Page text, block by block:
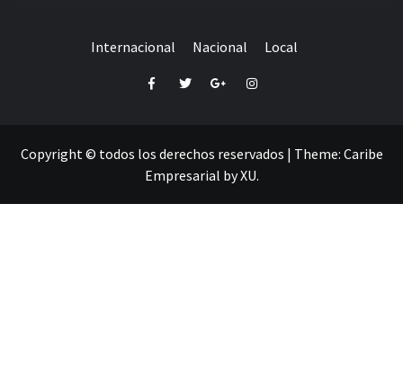
Internacional Nacional Local
FacebookTwitterGoogle+Instagram
Copyright © todos los derechos reservados | Theme: Caribe
Empresarial byXU.